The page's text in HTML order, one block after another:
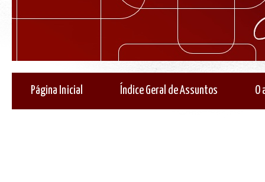
Página Inicial Índice Geral de Assuntos O